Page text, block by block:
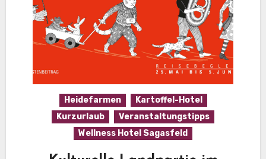
Heidefarmen
Kartoffel-Hotel
Kurzurlaub
Veranstaltungstipps
Wellness Hotel Sagasfeld